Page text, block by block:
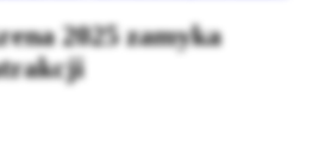
2025 zamyka